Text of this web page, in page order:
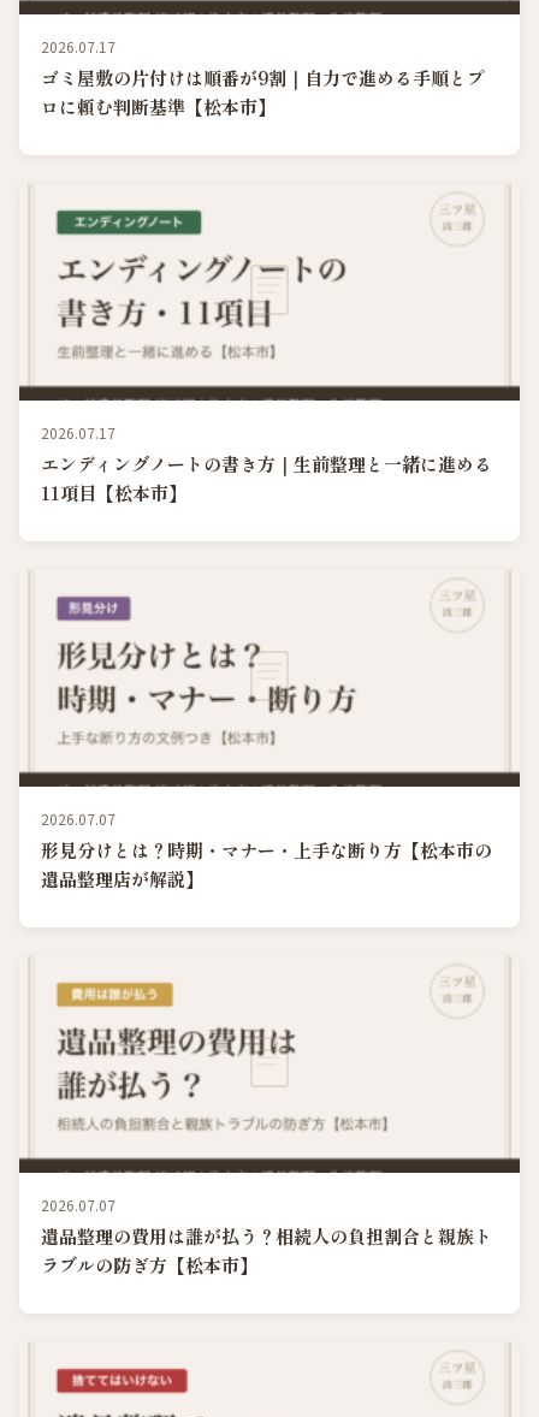
2026.07.17
ゴミ屋敷の片付けは順番が9割｜自力で進める手順とプ
ロに頼む判断基準【松本市】
2026.07.17
エンディングノートの書き方｜生前整理と一緒に進める
11項目【松本市】
2026.07.07
形見分けとは？時期・マナー・上手な断り方【松本市の
遺品整理店が解説】
2026.07.07
遺品整理の費用は誰が払う？相続人の負担割合と親族ト
ラブルの防ぎ方【松本市】